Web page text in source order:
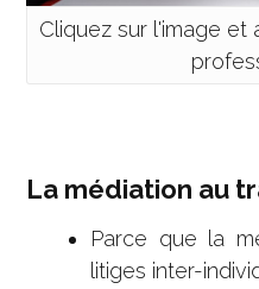
Cliquez sur l'image
La médiation au
Parce que la
litiges inter-